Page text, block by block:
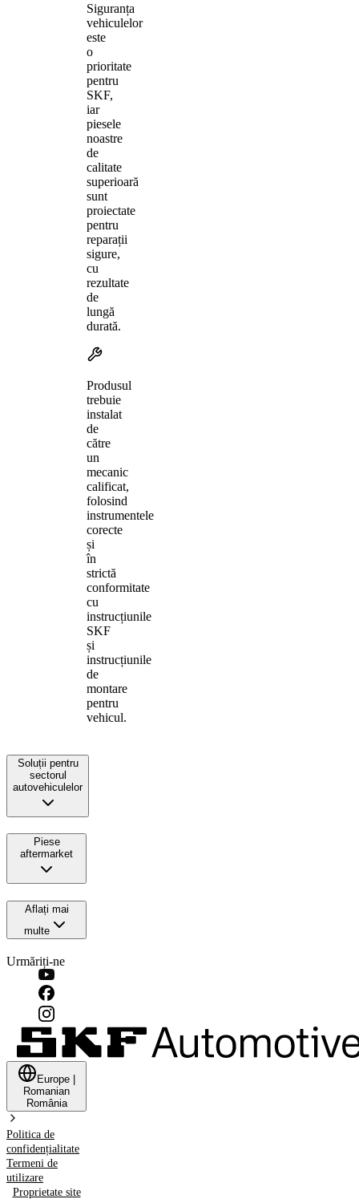
Siguranța
vehiculelor
este
o
prioritate
pentru
SKF,
iar
piesele
noastre
de
calitate
superioară
sunt
proiectate
pentru
reparații
sigure,
cu
rezultate
de
lungă
durată.
Produsul
trebuie
instalat
de
către
un
mecanic
calificat,
folosind
instrumentele
corecte
și
în
strictă
conformitate
cu
instrucțiunile
SKF
și
instrucțiunile
de
montare
pentru
vehicul.
Soluții pentru
sectorul
autovehiculelor
Piese
aftermarket
Aflați mai
multe
Urmăriți-ne
Europe
Romanian
România
Politica de
confidențialitate
Termeni de
utilizare
Proprietate site